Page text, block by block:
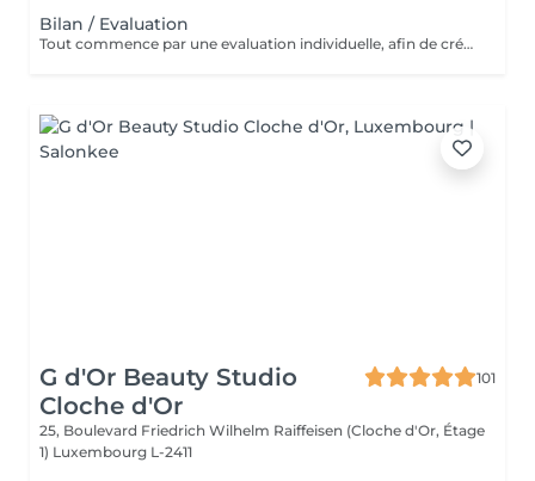
Bilan / Evaluation
Tout commence par une evaluation individuelle, afin de créer un accompagnement unique axé sur le confort, l'estimede soi et la qualité de vie.
G d'Or Beauty Studio
Cloche d'Or
101
25, Boulevard Friedrich Wilhelm Raiffeisen (Cloche d'Or, Étage
1) Luxembourg L-2411